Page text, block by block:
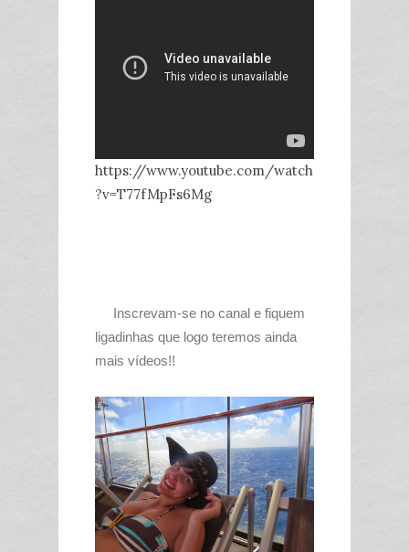
https://www.youtube.com/watch
?v=T77fMpFs6Mg
Inscrevam-se no canal e fiquem
ligadinhas que logo teremos ainda
mais vídeos!!